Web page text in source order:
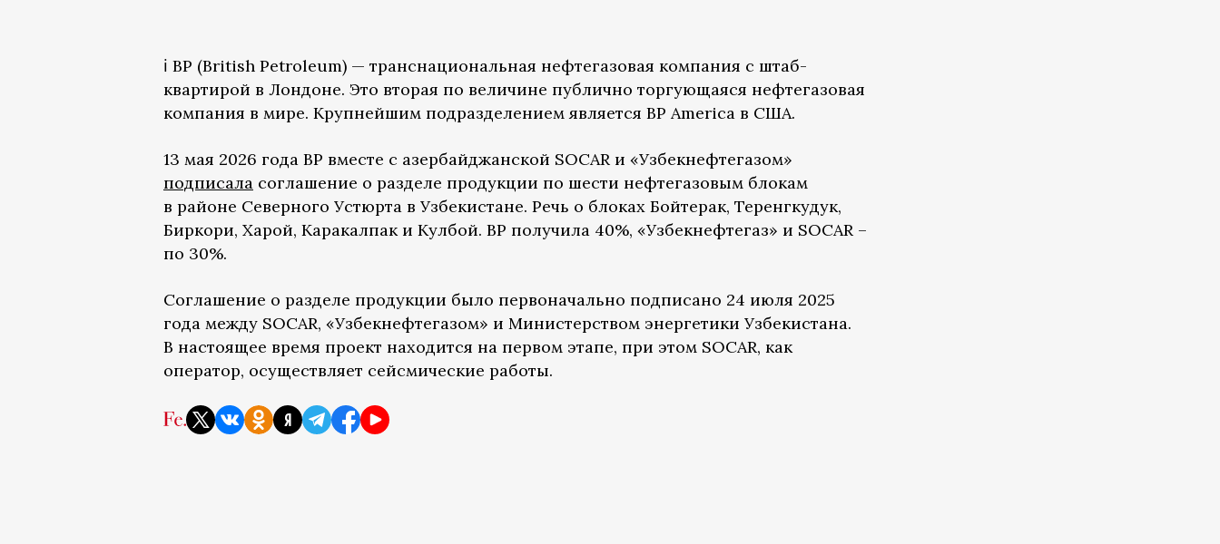
ℹ️ BP (British Petroleum) — транснациональная нефтегазовая компания с штаб-
квартирой в Лондоне. Это вторая по величине публично торгующаяся нефтегазовая
компания в мире. Крупнейшим подразделением является BP America в США.
13 мая 2026 года BP вместе с азербайджанской SOCAR и «Узбекнефтегазом»
подписала соглашение о разделе продукции по шести нефтегазовым блокам
в районе Северного Устюрта в Узбекистане. Речь о блоках Бойтерак, Теренгкудук,
Биркори, Харой, Каракалпак и Кулбой. BP получила 40%, «Узбекнефтегаз» и SOCAR –
по 30%.
Соглашение о разделе продукции было первоначально подписано 24 июля 2025
года между SOCAR, «Узбекнефтегазом» и Министерством энергетики Узбекистана.
В настоящее время проект находится на первом этапе, при этом SOCAR, как
оператор, осуществляет сейсмические работы.